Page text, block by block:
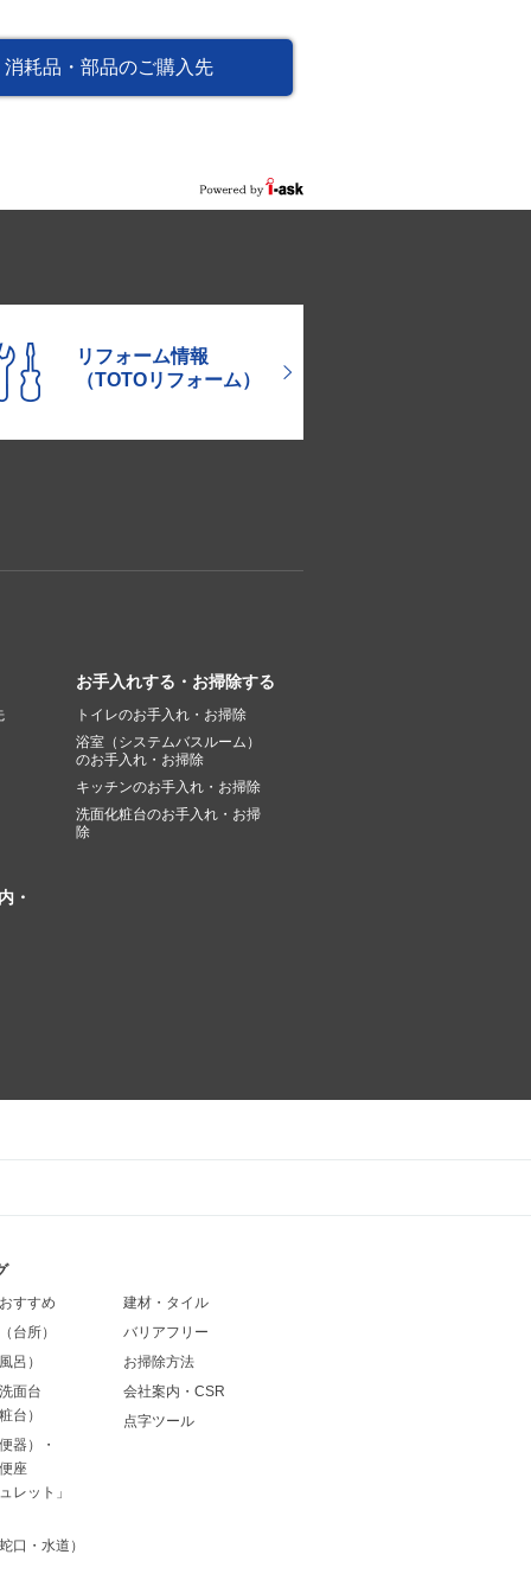
消耗品・部品のご購入先
リフォーム情報
（TOTOリフォーム）
お手入れする・お掃除する
トイレのお手入れ・お掃除
浴室（システムバスルーム）
のお手入れ・お掃除
キッチンのお手入れ・お掃除
洗面化粧台のお手入れ・お掃
除
・
すすめ
台所）
呂）
面台
台）
器）・
座
レット」
口・水道）
建材・タイル
バリアフリー
お掃除方法
会社案内・CSR
点字ツール